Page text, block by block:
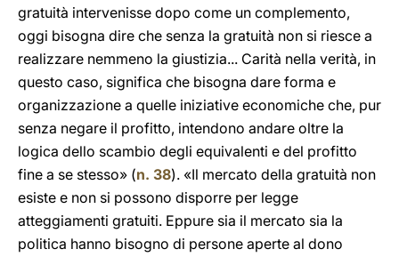
gratuità intervenisse dopo come un complemento,
oggi bisogna dire che senza la gratuità non si riesce a
realizzare nemmeno la giustizia... Carità nella verità, in
questo caso, significa che bisogna dare forma e
organizzazione a quelle iniziative economiche che, pur
senza negare il profitto, intendono andare oltre la
logica dello scambio degli equivalenti e del profitto
fine a se stesso» (n. 38). «Il mercato della gratuità non
esiste e non si possono disporre per legge
atteggiamenti gratuiti. Eppure sia il mercato sia la
politica hanno bisogno di persone aperte al dono